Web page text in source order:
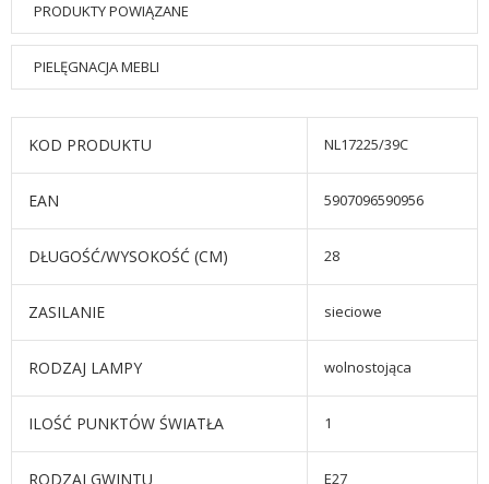
PRODUKTY POWIĄZANE
PIELĘGNACJA MEBLI
KOD PRODUKTU NL17225/39C
EAN 5907096590956
DŁUGOŚĆ/WYSOKOŚĆ (CM) 28
ZASILANIE sieciowe
RODZAJ LAMPY wolnostojąca
ILOŚĆ PUNKTÓW ŚWIATŁA 1
RODZAJ GWINTU E27